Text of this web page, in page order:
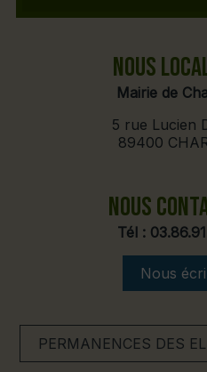
NOUS
Mairie de
5 rue Lucien
89400
NOUS
Tél :
Nous
PERMANENCES DES